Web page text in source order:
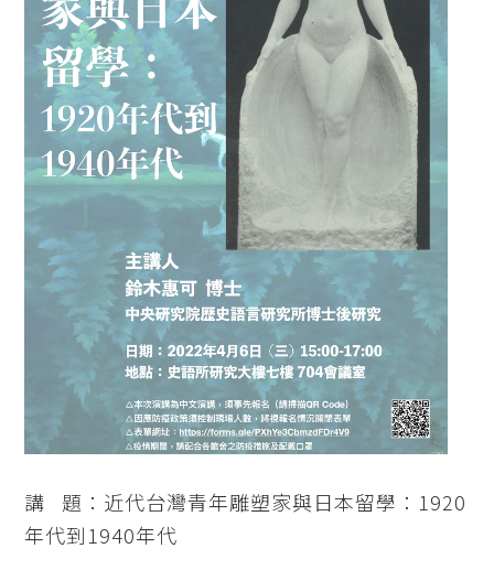
講 題：近代台灣青年雕塑家與日本留學：1920
年代到1940年代